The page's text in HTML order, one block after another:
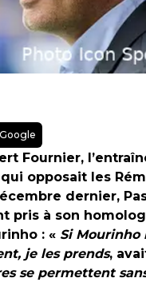
Fournier,
opposait les
dernier,
pris à son
: « Si Mourinho
je les prends,
se permettent